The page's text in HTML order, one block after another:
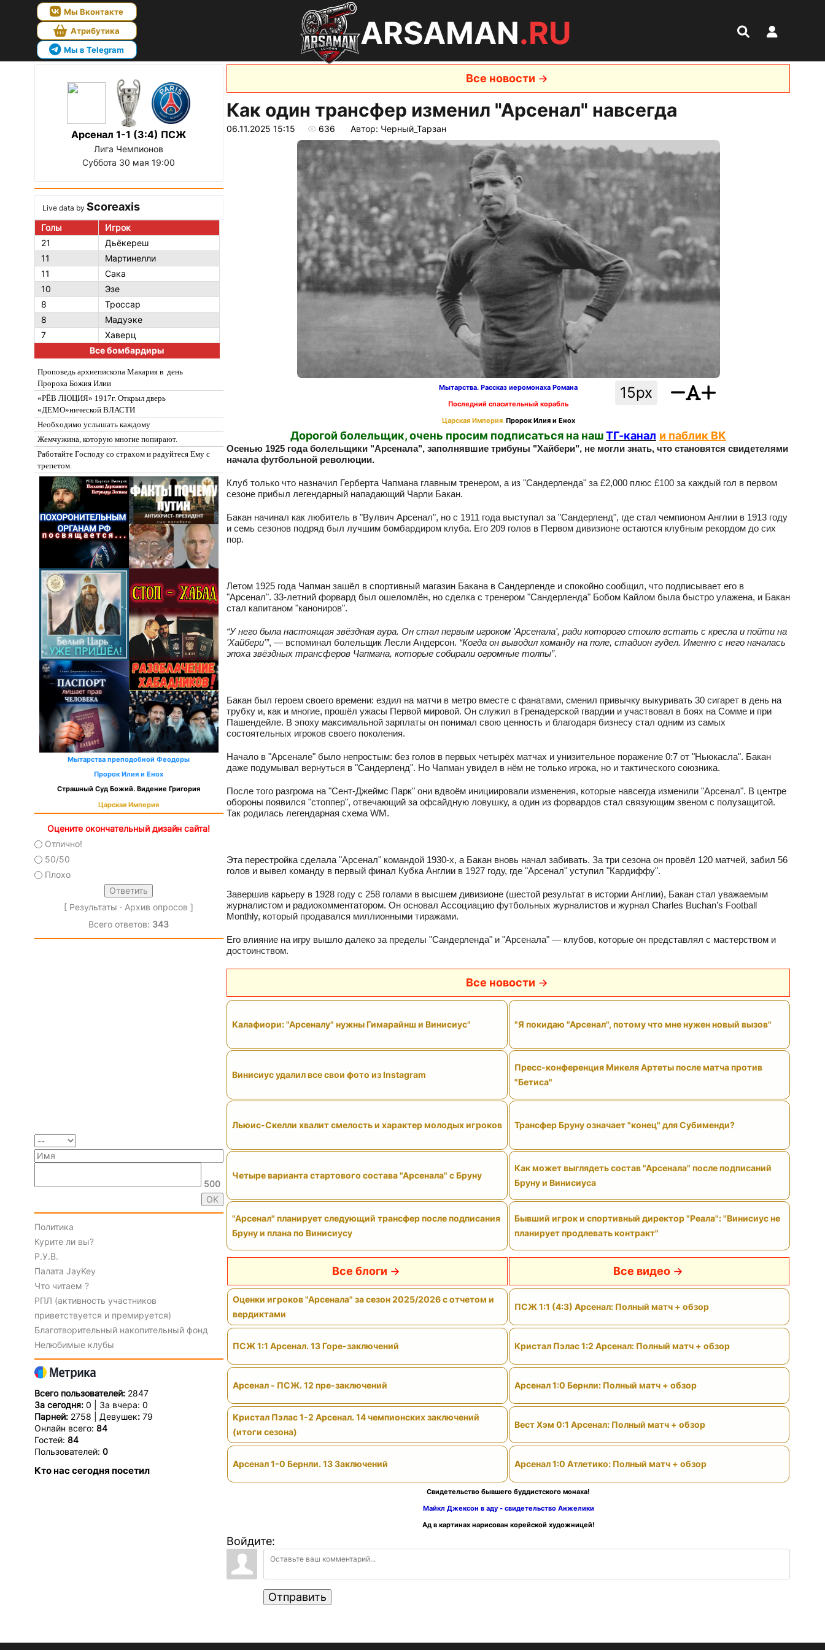
Мы Вконтакте
Атрибутика
Мы в Telegram
ARSAMAN.RU
Арсенал 1-1 (3:4) ПСЖ
Лига Чемпионов
Суббота 30 мая 19:00
Live data by Scoreaxis
Голы
Игрок
21
Дьёкереш
11
Мартинелли
11
Сака
10
Эзе
8
Троссар
8
Мадуэке
7
Хаверц
Все бомбардиры
Проповедь архиепископа Макария в день
Пророка Божия Илии
«РЁВ ЛЮЦИЯ» 1917г. Открыл дверь
«ДЕМО»нической ВЛАСТИ
Необходимо услышать каждому
Жемчужина, которую многие попирают.
Работайте Господу со страхом и радуйтеся Ему с
трепетом.
Мытарства преподобной Феодоры
Пророк Илия и Енох
Страшный Суд Божий. Видение Григория
Царская Империя
Оцените окончательный дизайн сайта!
Отлично!
50/50
Плохо
[ Результаты · Архив опросов ]
Всего ответов: 343
500
Политика
Курите ли вы?
Р.У.В.
Палата JayKey
Что читаем ?
РПЛ (активность участников
приветствуется и премируется)
Благотворительный накопительный фонд
Нелюбимые клубы
Всего пользователей: 2847
За сегодня: 0 | За вчера: 0
Парней: 2758 | Девушек:79
Онлайн всего: 84
Гостей: 84
Пользователей: 0
Кто нас сегодня посетил
Все новости
Как один трансфер изменил "Арсенал" навсегда
06.11.2025 15:15 636 Автор: Черный_Тарзан
15px
Мытарства. Рассказ иеромонаха Романа
Последний спасительный корабль
Царская Империя Пророк Илия и Енох
Дорогой болельщик, очень просим подписаться на нашТГ-канал и паблик ВК
Осенью 1925 года болельщики "Арсенала", заполнявшие трибуны "Хайбери", не могли знать, что становятся свидетелями
начала футбольной революции.
Клуб только что назначил Герберта Чапмана главным тренером, а из "Сандерленда" за £2,000 плюс £100 за каждый гол в первом
сезоне прибыл легендарный нападающий Чарли Бакан.
Бакан начинал как любитель в "Вулвич Арсенал", но с 1911 года выступал за "Сандерленд", где стал чемпионом Англии в 1913 году
и семь сезонов подряд был лучшим бомбардиром клуба. Его 209 голов в Первом дивизионе остаются клубным рекордом до сих
пор.
Летом 1925 года Чапман зашёл в спортивный магазин Бакана в Сандерленде и спокойно сообщил, что подписывает его в
"Арсенал". 33-летний форвард был ошеломлён, но сделка с тренером "Сандерленда" Бобом Кайлом была быстро улажена, и Бакан
стал капитаном "канониров".
“У него была настоящая звёздная аура. Он стал первым игроком 'Арсенала', ради которого стоило встать с кресла и пойти на
'Хайбери'”, — вспоминал болельщик Лесли Андерсон. “Когда он выводил команду на поле, стадион гудел. Именно с него началась
эпоха звёздных трансферов Чапмана, которые собирали огромные толпы”.
Бакан был героем своего времени: ездил на матчи в метро вместе с фанатами, сменил привычку выкуривать 30 сигарет в день на
трубку и, как и многие, прошёл ужасы Первой мировой. Он служил в Гренадерской гвардии и участвовал в боях на Сомме и при
Пашендейле. В эпоху максимальной зарплаты он понимал свою ценность и благодаря бизнесу стал одним из самых
состоятельных игроков своего поколения.
Начало в "Арсенале" было непростым: без голов в первых четырёх матчах и унизительное поражение 0:7 от "Ньюкасла". Бакан
даже подумывал вернуться в "Сандерленд". Но Чапман увидел в нём не только игрока, но и тактического союзника.
После того разгрома на "Сент-Джеймс Парк" они вдвоём инициировали изменения, которые навсегда изменили "Арсенал". В центре
обороны появился "стоппер", отвечающий за офсайдную ловушку, а один из форвардов стал связующим звеном с полузащитой.
Так родилась легендарная схема WM.
Эта перестройка сделала "Арсенал" командой 1930-х, а Бакан вновь начал забивать. За три сезона он провёл 120 матчей, забил 56
голов и вывел команду в первый финал Кубка Англии в 1927 году, где "Арсенал" уступил "Кардиффу".
Завершив карьеру в 1928 году с 258 голами в высшем дивизионе (шестой результат в истории Англии), Бакан стал уважаемым
журналистом и радиокомментатором. Он основал Ассоциацию футбольных журналистов и журнал Charles Buchan’s Football
Monthly, который продавался миллионными тиражами.
Его влияние на игру вышло далеко за пределы "Сандерленда" и "Арсенала" — клубов, которые он представлял с мастерством и
достоинством.
Все новости
Калафиори: "Арсеналу" нужны Гимарайнш и Винисиус" "Я покидаю "Арсенал", потому что мне нужен новый вызов"
Винисиус удалил все свои фото из Instagram
Пресс-конференция Микеля Артеты после матча против
"Бетиса"
Льюис-Скелли хвалит смелость и характер молодых игроков Трансфер Бруну означает "конец" для Субименди?
Четыре варианта стартового состава "Арсенала" с Бруну
Как может выглядеть состав "Арсенала" после подписаний
Бруну и Винисиуса
"Арсенал" планирует следующий трансфер после подписания
Бруну и плана по Винисиусу
Бывший игрок и спортивный директор "Реала": "Винисиус не
планирует продлевать контракт"
Все блоги
Оценки игроков "Арсенала" за сезон 2025/2026 с отчетом и
вердиктами
ПСЖ 1:1 Арсенал. 13 Горе-заключений
Арсенал - ПСЖ. 12 пре-заключений
Кристал Пэлас 1-2 Арсенал. 14 чемпионских заключений
(итоги сезона)
Арсенал 1-0 Бернли. 13 Заключений
Все видео
ПСЖ 1:1 (4:3) Арсенал: Полный матч + обзор
Кристал Пэлас 1:2 Арсенал: Полный матч + обзор
Арсенал 1:0 Бернли: Полный матч + обзор
Вест Хэм 0:1 Арсенал: Полный матч + обзор
Арсенал 1:0 Атлетико: Полный матч + обзор
Свидетельство бывшего буддистского монаха!
Майкл Джексон в аду - свидетельство Анжелики
Ад в картинах нарисован корейской художницей!
Войдите:
Отправить